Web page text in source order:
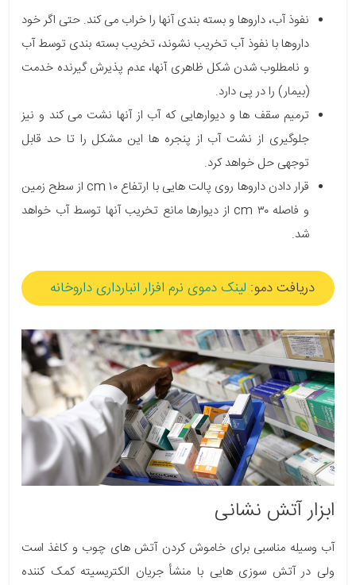
نفوذ آب، داروها و بسته بندی آنها را خراب می کند. حتی اگر خود
داروها با نفوذ آب تخریب نشوند، تخریب بسته بندی توسط آب
و نامطلوب شدن شکل ظاهری آنها، عدم پذیرش گیرنده خدمت
(بیمار) را در پی دارد.
ترمیم سقف ها و دیوارهایی که آب از آنها نشت می کند و نیز
جلوگیری از نشت آب از پنجره ها این مشکل را تا حد قابل
توجهی حل خواهد کرد.
قرار دادن داروها روی پالت هایی با ارتفاع cm ۱۰ از سطح زمین
و فاصله cm ۳۰ از دیوارها مانع تخریب آنها توسط آب خواهد
شد.
دریافت دمو: لینک دموی نرم افزار انبارداری داروخانه
ابزار آتش نشانی
آب وسیله مناسبی برای خاموش کردن آتش های چوب و کاغذ است
ولی در آتش سوزی هایی با منشأ جریان الکتریسیته کمک کننده